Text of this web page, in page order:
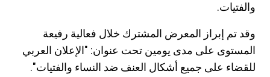
والفتيات.
وقد تم إبراز المعرض المشترك خلال فعالية رفيعة
المستوى على مدى يومين تحت عنوان: "الإعلان العربي
للقضاء على جميع أشكال العنف ضد النساء والفتيات".